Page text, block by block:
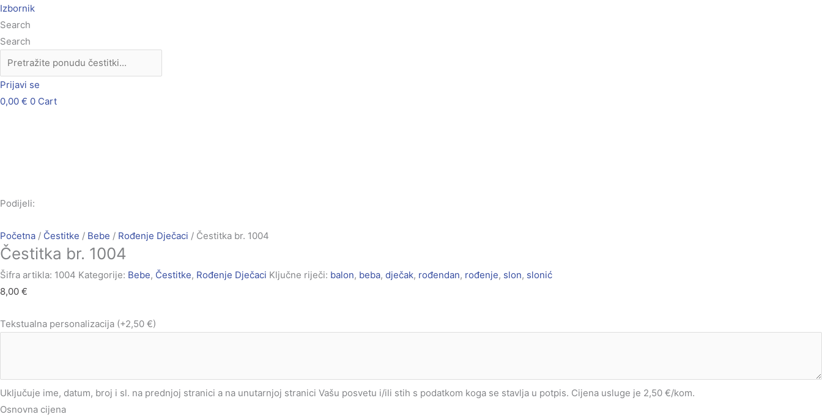
Skip
to
content
Izbornik
Search
Search
Prijavi se
0,00 € 0 Cart
Podijeli:
Početna / Čestitke / Bebe / Rođenje Dječaci / Čestitka br. 1004
Čestitka br. 1004
Šifra artikla: 1004 Kategorije: Bebe, Čestitke, Rođenje Dječaci Ključne riječi: balon, beba, dječak, rođendan, rođenje, slon, slonić
8,00 €
Tekstualna personalizacija (+2,50 €)
Uključuje ime, datum, broj i sl. na prednjoj stranici a na unutarnjoj stranici Vašu posvetu i/ili stih s podatkom koga se stavlja u potpis. Cijena usluge je 2,50 €/kom.
Osnovna cijena
Čestitka
br.
1004
količina